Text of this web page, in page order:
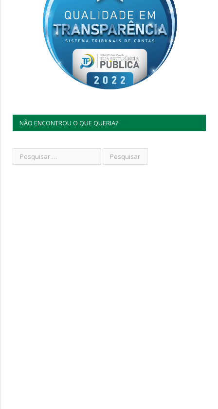
NÃO ENCONTROU O QUE QUERIA?